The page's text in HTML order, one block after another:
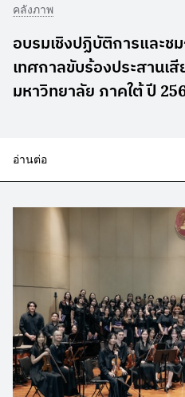
คลังภาพ
อบรมเชิงปฏิบัติการและช
เทศกาลขับร้องประสานเ
มหาวิทยาลัย ภาคใต้ ปี
อ่านต่อ